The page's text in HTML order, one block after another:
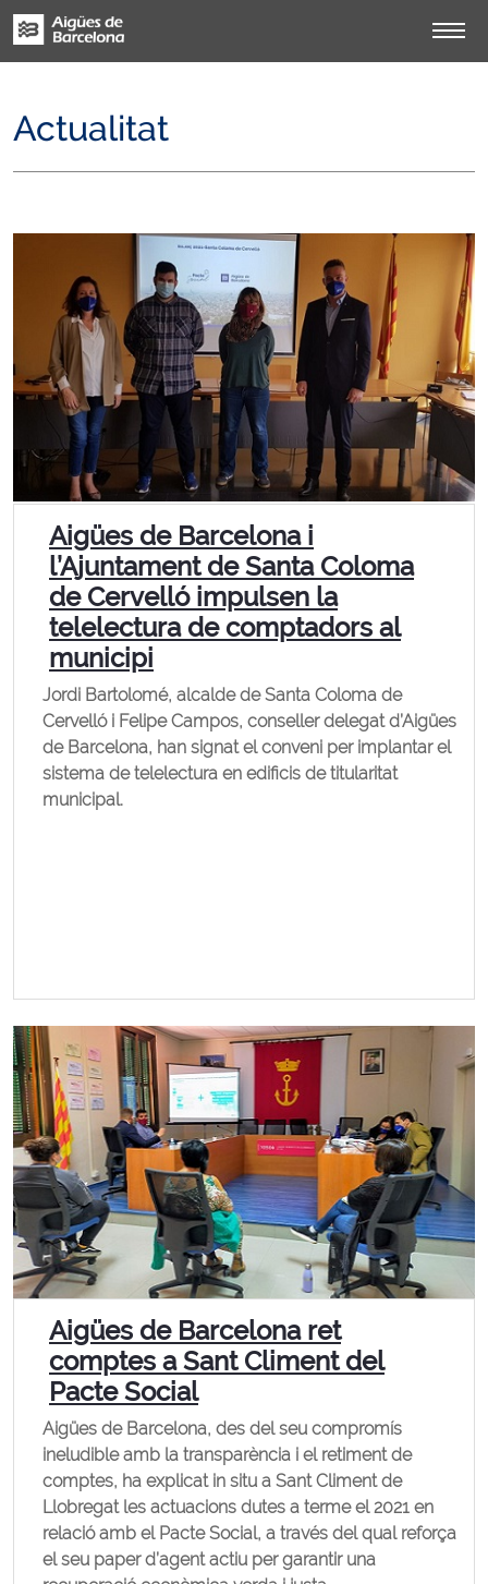
Actualitat
Aigües de Barcelona i
l’Ajuntament de Santa Coloma
de Cervelló impulsen la
telelectura de comptadors al
municipi
Jordi Bartolomé, alcalde de Santa Coloma de
Cervelló i Felipe Campos, conseller delegat d’Aigües
de Barcelona, han signat el conveni per implantar el
sistema de telelectura en edificis de titularitat
municipal.
Aigües de Barcelona ret
comptes a Sant Climent del
Pacte Social
Aigües de Barcelona, des del seu compromís
ineludible amb la transparència i el retiment de
comptes, ha explicat in situ a Sant Climent de
Llobregat les actuacions dutes a terme el 2021 en
relació amb el Pacte Social, a través del qual reforça
el seu paper d’agent actiu per garantir una